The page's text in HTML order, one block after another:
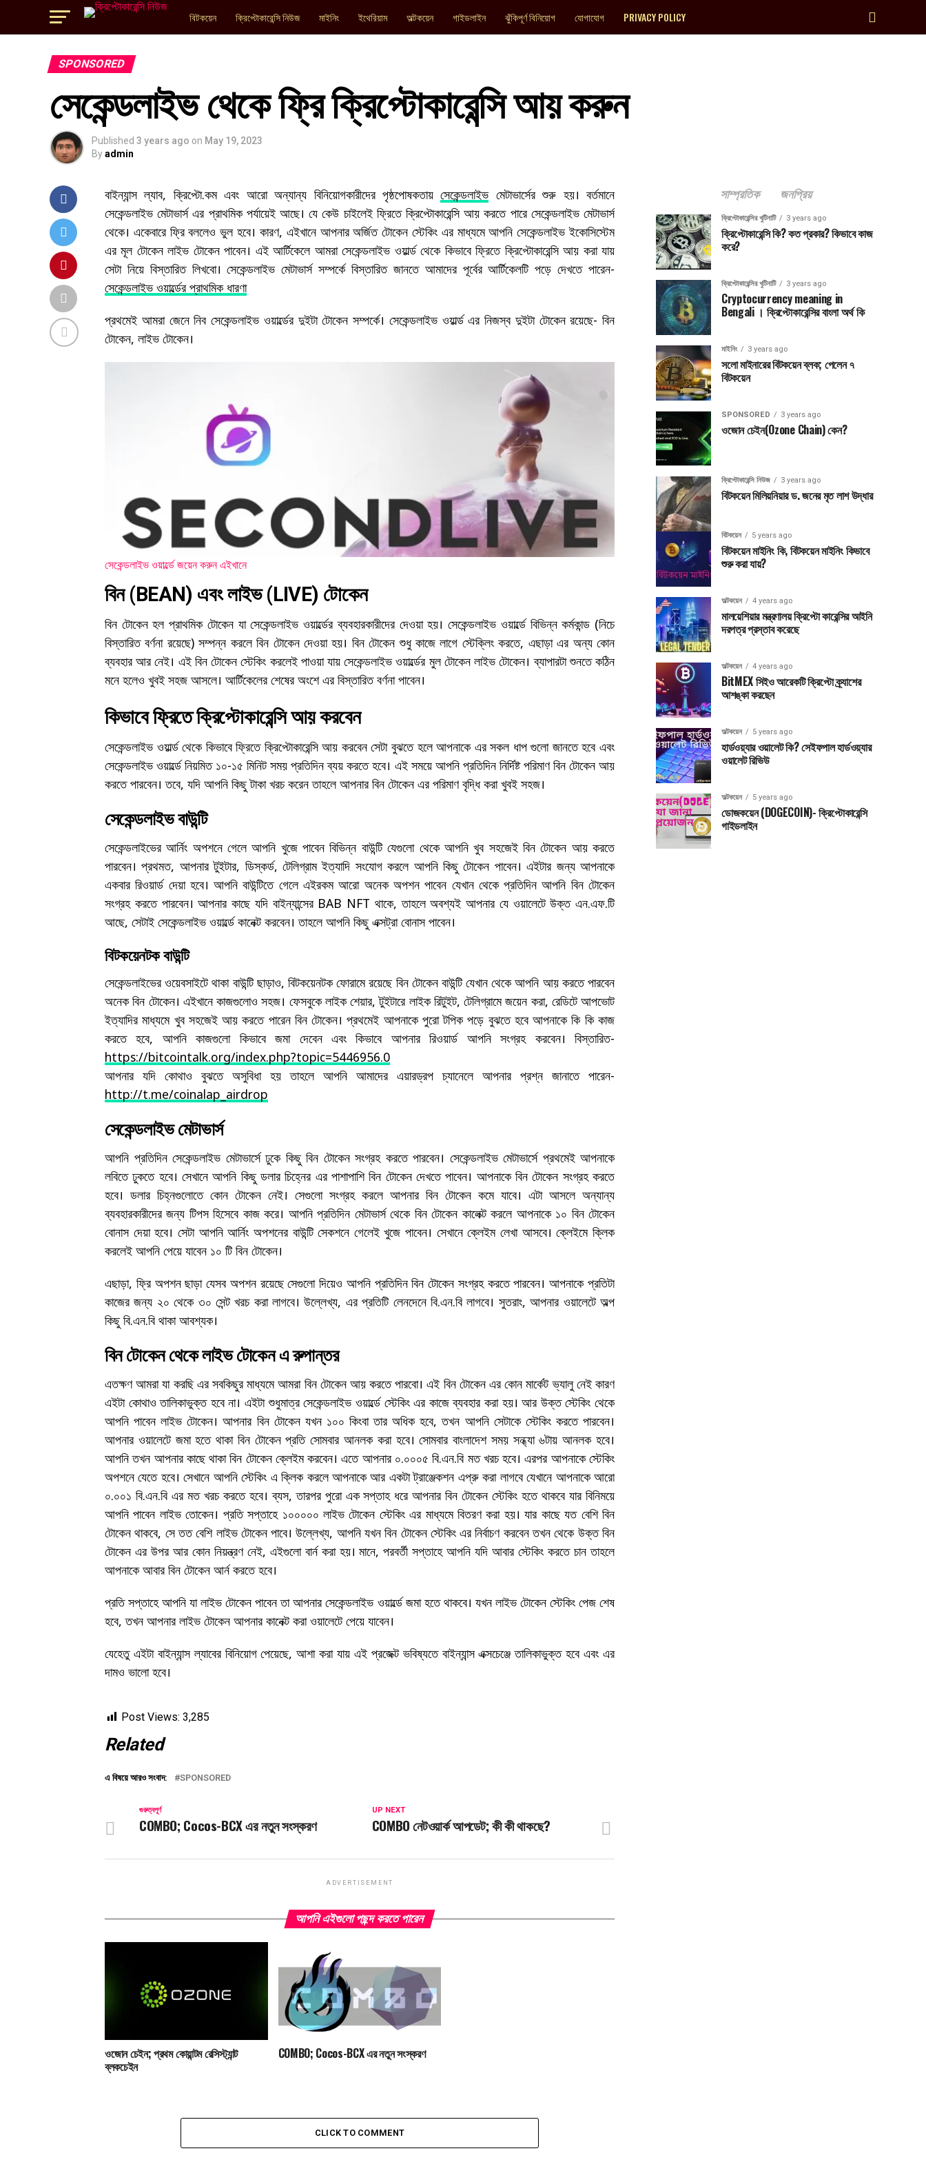
বিটকয়েন ক্রিপ্টোকারেন্সি নিউজ মাইনিং ইথেরিয়াম অল্টকয়েন গাইডলাইন ঝুঁকিপূর্ণ বিনিয়োগ যোগাযোগ PRIVACY POLICY
SPONSORED
সেকেন্ডলাইভ থেকে ফ্রি ক্রিপ্টোকারেন্সি আয় করুন
Published 3 years ago on May 19, 2023
Byadmin
বাইন্যান্স ল্যাব, ক্রিপ্টো.কম এবং আরো অন্যান্য বিনিয়োগকারীদের পৃষ্ঠপোষকতায়সেকেন্ডলাইভমেটাভার্সের শুরু হয়। বর্তমানে
সেকেন্ডলাইভ মেটাভার্স এর প্রাথমিক পর্যায়েই আছে। যে কেউ চাইলেই ফ্রিতে ক্রিপ্টোকারেন্সি আয় করতে পারে সেকেন্ডলাইভ মেটাভার্স
থেকে। একেবারে ফ্রি বললেও ভুল হবে। কারণ, এইখানে আপনার অর্জিত টোকেন স্টেকিং এর মাধ্যমে আপনি সেকেন্ডলাইভ ইকোসিস্টেম
এর মূল টোকেন লাইভ টোকেন পাবেন। এই আর্টিকেলে আমরা সেকেন্ডলাইভ ওয়ার্ল্ড থেকে কিভাবে ফ্রিতে ক্রিপ্টোকারেন্সি আয় করা যায়
সেটা নিয়ে বিস্তারিত লিখবো। সেকেন্ডলাইভ মেটাভার্স সম্পর্কে বিস্তারিত জানতে আমাদের পূর্বের আর্টিকেলটি পড়ে দেখতে পারেন-
সেকেন্ডলাইভ ওয়ার্ল্ডের প্রাথমিক ধারণা
প্রথমেই আমরা জেনে নিব সেকেন্ডলাইভ ওয়ার্ল্ডের দুইটা টোকেন সম্পর্কে। সেকেন্ডলাইভ ওয়ার্ল্ড এর নিজস্ব দুইটা টোকেন রয়েছে- বিন
টোকেন, লাইভ টোকেন।
সেকেন্ডলাইভ ওয়ার্ল্ডে জয়েন করুন এইখানে
বিন (BEAN) এবং লাইভ (LIVE) টোকেন
বিন টোকেন হল প্রাথমিক টোকেন যা সেকেন্ডলাইভ ওয়ার্ল্ডের ব্যবহারকারীদের দেওয়া হয়। সেকেন্ডলাইভ ওয়ার্ল্ডে বিভিন্ন কর্মকান্ড (নিচে
বিস্তারিত বর্ণনা রয়েছে) সম্পন্ন করলে বিন টোকেন দেওয়া হয়। বিন টোকেন শুধু কাজে লাগে স্টেক্লিং করতে, এছাড়া এর অন্য কোন
ব্যবহার আর নেই। এই বিন টোকেন স্টেকিং করলেই পাওয়া যায় সেকেন্ডলাইভ ওয়ার্ল্ডের মুল টোকেন লাইভ টোকেন। ব্যাপারটা শুনতে কঠিন
মনে হলেও খুবই সহজ আসলে। আর্টিকেলের শেষের অংশে এর বিস্তারিত বর্ণনা পাবেন।
কিভাবে ফ্রিতে ক্রিপ্টোকারেন্সি আয় করবেন
সেকেন্ডলাইভ ওয়ার্ল্ড থেকে কিভাবে ফ্রিতে ক্রিপ্টোকারেন্সি আয় করবেন সেটা বুঝতে হলে আপনাকে এর সকল ধাপ গুলো জানতে হবে এবং
সেকেন্ডলাইভ ওয়ার্ল্ডে নিয়মিত ১০-১৫ মিনিট সময় প্রতিদিন ব্যয় করতে হবে। এই সময়ে আপনি প্রতিদিন নির্দিষ্ট পরিমাণ বিন টোকেন আয়
করতে পারবেন। তবে, যদি আপনি কিছু টাকা খরচ করেন তাহলে আপনার বিন টোকেন এর পরিমাণ বৃদ্ধি করা খুবই সহজ।
সেকেন্ডলাইভ বাউন্টি
সেকেন্ডলাইভের আর্নিং অপশনে গেলে আপনি খুজে পাবেন বিভিন্ন বাউন্টি যেগুলো থেকে আপনি খুব সহজেই বিন টোকেন আয় করতে
পারবেন। প্রথমত, আপনার টুইটার, ডিস্কর্ড, টেলিগ্রাম ইত্যাদি সংযোগ করলে আপনি কিছু টোকেন পাবেন। এইটার জন্য আপনাকে
একবার রিওয়ার্ড দেয়া হবে। আপনি বাউন্টিতে গেলে এইরকম আরো অনেক অপশন পাবেন যেখান থেকে প্রতিদিন আপনি বিন টোকেন
সংগ্রহ করতে পারবেন। আপনার কাছে যদি বাইন্যান্সের BAB NFT থাকে, তাহলে অবশ্যই আপনার যে ওয়ালেটে উক্ত এন.এফ.টি
আছে, সেটাই সেকেন্ডলাইভ ওয়ার্ল্ডে কানেক্ট করবেন। তাহলে আপনি কিছু এক্সট্রা বোনাস পাবেন।
বিটকয়েনটক বাউন্টি
সেকেন্ডলাইভের ওয়েবসাইটে থাকা বাউন্টি ছাড়াও, বিটকয়েনটক ফোরামে রয়েছে বিন টোকেন বাউন্টি যেখান থেকে আপনি আয় করতে পারবেন
অনেক বিন টোকেন। এইখানে কাজগুলোও সহজ। ফেসবুকে লাইক শেয়ার, টুইটারে লাইক রিটুইট, টেলিগ্রামে জয়েন করা, রেডিটে আপভোট
ইত্যাদির মাধ্যমে খুব সহজেই আয় করতে পারেন বিন টোকেন। প্রথমেই আপনাকে পুরো টপিক পড়ে বুঝতে হবে আপনাকে কি কি কাজ
করতে হবে, আপনি কাজগুলো কিভাবে জমা দেবেন এবং কিভাবে আপনার রিওয়ার্ড আপনি সংগ্রহ করবেন। বিস্তারিত-
https://bitcointalk.org/index.php?topic=5446956.0
আপনার যদি কোথাও বুঝতে অসুবিধা হয় তাহলে আপনি আমাদের এয়ারড্রপ চ্যানেলে আপনার প্রশ্ন জানাতে পারেন-
http://t.me/coinalap_airdrop
সেকেন্ডলাইভ মেটাভার্স
আপনি প্রতিদিন সেকেন্ডলাইভ মেটাভার্সে ঢুকে কিছু বিন টোকেন সংগ্রহ করতে পারবেন। সেকেন্ডলাইভ মেটাভার্সে প্রথমেই আপনাকে
লবিতে ঢুকতে হবে। সেখানে আপনি কিছু ডলার চিহ্নের এর পাশাপাশি বিন টোকেন দেখতে পাবেন। আপনাকে বিন টোকেন সংগ্রহ করতে
হবে। ডলার চিহ্নগুলোতে কোন টোকেন নেই। সেগুলো সংগ্রহ করলে আপনার বিন টোকেন কমে যাবে। এটা আসলে অন্যান্য
ব্যবহারকারীদের জন্য টিপস হিসেবে কাজ করে। আপনি প্রতিদিন মেটাভার্স থেকে বিন টোকেন কালেক্ট করলে আপনাকে ১০ বিন টোকেন
বোনাস দেয়া হবে। সেটা আপনি আর্নিং অপশনের বাউন্টি সেকশনে গেলেই খুজে পাবেন। সেখানে ক্লেইম লেখা আসবে। ক্লেইমে ক্লিক
করলেই আপনি পেয়ে যাবেন ১০ টি বিন টোকেন।
এছাড়া, ফ্রি অপশন ছাড়া যেসব অপশন রয়েছে সেগুলো দিয়েও আপনি প্রতিদিন বিন টোকেন সংগ্রহ করতে পারবেন। আপনাকে প্রতিটা
কাজের জন্য ২০ থেকে ৩০ সেন্ট খরচ করা লাগবে। উল্লেখ্য, এর প্রতিটি লেনদেনে বি.এন.বি লাগবে। সুতরাং, আপনার ওয়ালেটে অল্প
কিছু বি.এন.বি থাকা আবশ্যক।
বিন টোকেন থেকে লাইভ টোকেন এ রুপান্তর
এতক্ষণ আমরা যা করছি এর সবকিছুর মাধ্যমে আমরা বিন টোকেন আয় করতে পারবো। এই বিন টোকেন এর কোন মার্কেট ভ্যালু নেই কারণ
এইটা কোথাও তালিকাভুক্ত হবে না। এইটা শুধুমাত্র সেকেন্ডলাইভ ওয়ার্ল্ডে স্টেকিং এর কাজে ব্যবহার করা হয়। আর উক্ত স্টেকিং থেকে
আপনি পাবেন লাইভ টোকেন। আপনার বিন টোকেন যখন ১০০ কিংবা তার অধিক হবে, তখন আপনি সেটাকে স্টেকিং করতে পারবেন।
আপনার ওয়ালেটে জমা হতে থাকা বিন টোকেন প্রতি সোমবার আনলক করা হবে। সোমবার বাংলাদেশ সময় সন্ধ্যা ৬টায় আনলক হবে।
আপনি তখন আপনার কাছে থাকা বিন টোকেন ক্লেইম করবেন। এতে আপনার ০.০০০৫ বি.এন.বি মত খরচ হবে। এরপর আপনাকে স্টেকিং
অপশনে যেতে হবে। সেখানে আপনি স্টেকিং এ ক্লিক করলে আপনাকে আর একটা ট্রাঞ্জেকশন এপ্রু করা লাগবে যেখানে আপনাকে আরো
০.০০১ বি.এন.বি এর মত খরচ করতে হবে। ব্যস, তারপর পুরো এক সপ্তাহ ধরে আপনার বিন টোকেন স্টেকিং হতে থাকবে যার বিনিময়ে
আপনি পাবেন লাইভ তোকেন। প্রতি সপ্তাহে ১০০০০০ লাইভ টোকেন স্টেকিং এর মাধ্যমে বিতরণ করা হয়। যার কাছে যত বেশি বিন
টোকেন থাকবে, সে তত বেশি লাইভ টোকেন পাবে। উল্লেখ্য, আপনি যখন বিন টোকেন স্টেকিং এর নির্বাচণ করবেন তখন থেকে উক্ত বিন
টোকেন এর উপর আর কোন নিয়ন্ত্রণ নেই, এইগুলো বার্ন করা হয়। মানে, পরবর্তী সপ্তাহে আপনি যদি আবার স্টেকিং করতে চান তাহলে
আপনাকে আবার বিন টোকেন আর্ন করতে হবে।
প্রতি সপ্তাহে আপনি যা লাইভ টোকেন পাবেন তা আপনার সেকেন্ডলাইভ ওয়ার্ল্ডে জমা হতে থাকবে। যখন লাইভ টোকেন স্টেকিং পেজ শেষ
হবে, তখন আপনার লাইভ টোকেন আপনার কানেক্ট করা ওয়ালেটে পেয়ে যাবেন।
যেহেতু এইটা বাইন্যান্স ল্যাবের বিনিয়োগ পেয়েছে, আশা করা যায় এই প্রজেক্ট ভবিষ্যতে বাইন্যান্স এক্সচেঞ্জে তালিকাভুক্ত হবে এবং এর
দামও ভালো হবে।
Post Views: 3,285
Related
এ বিষয়ে আরও সংবাদ: SPONSORED
UP NEXT
COMBO নেটওয়ার্ক আপডেট; কী কী থাকছে?
গুরুত্বপূর্ণ
COMBO; Cocos-BCX এর নতুন সংস্করণ
ADVERTISEMENT
আপনি এইগুলো পছন্দ করতে পারেন
ওজোন চেইন; প্রথম কোয়ান্টম রেসিস্ট্যান্ট
ব্লকচেইন
COMBO; Cocos-BCX এর নতুন সংস্করণ
CLICK TO COMMENT
সাম্প্রতিক জনপ্রিয়
ক্রিপ্টোকারেন্সির খুটিনাটি 3 years ago
ক্রিপ্টোকারেন্সি কি? কত প্রকার? কিভাবে কাজ
করে?
ক্রিপ্টোকারেন্সির খুটিনাটি 3 years ago
Cryptocurrency meaning in
Bengali । ক্রিপ্টোকারেন্সির বাংলা অর্থ কি
মাইনিং 3 years ago
সলো মাইনারের বিটকয়েন ব্লক; পেলেন ৭
বিটকয়েন
SPONSORED 3 years ago
ওজোন চেইন(Ozone Chain) কেন?
ক্রিপ্টোকারেন্সি নিউজ 3 years ago
বিটকয়েন মিলিয়নিয়ার ড. জনের মৃত লাশ উদ্ধার
বিটকয়েন 5 years ago
বিটকয়েন মাইনিং কি, বিটকয়েন মাইনিং কিভাবে
শুরু করা যায়?
অল্টকয়েন 4 years ago
মালয়েশিয়ার মন্ত্রণালয় ক্রিপ্টো কারেন্সির আইনি
দরপত্র প্রস্তাব করেছে
অল্টকয়েন 4 years ago
BitMEX সিইও আরেকটি ক্রিপ্টো ক্র্যাশের
আশঙ্কা করছেন
অল্টকয়েন 5 years ago
হার্ডওয়্যার ওয়ালেট কি? সেইফপাল হার্ডওয়্যার
ওয়ালেট রিভিউ
অল্টকয়েন 5 years ago
ডোজকয়েন (DOGECOIN)- ক্রিপ্টোকারেন্সি
গাইডলাইন